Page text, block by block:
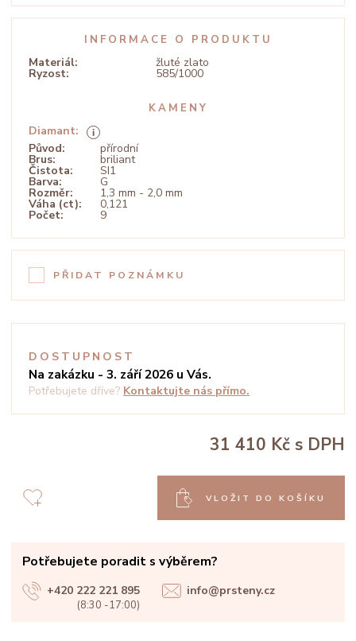
INFORMACE O PRODUKTU
Materiál: žluté zlato
Ryzost: 585/1000
KAMENY
Diamant:
Původ:
přírodní
Brus: briliant
Čistota: SI1
Barva: G
Rozměr: 1,3 mm - 2,0 mm
Váha (ct): 0,121
Počet: 9
PŘIDAT POZNÁMKU
DOSTUPNOST
Na zakázku - 3. září 2026 u Vás.
Potřebujete dříve? Kontaktujte nás přímo.
31 410 Kč s DPH
VLOŽIT DO KOŠÍKU
Potřebujete poradit s výběrem?
+420 222 221 895
(8:30 -17:00)
info@prsteny.cz